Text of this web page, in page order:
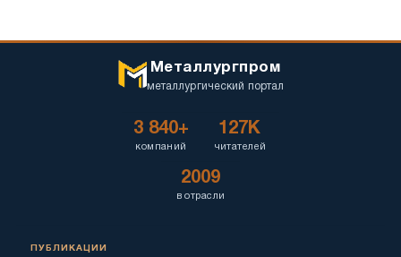
Металлургпром
металлургический портал
3 840+
компаний
127K
читателей
2009
в отрасли
ПУБЛИКАЦИИ